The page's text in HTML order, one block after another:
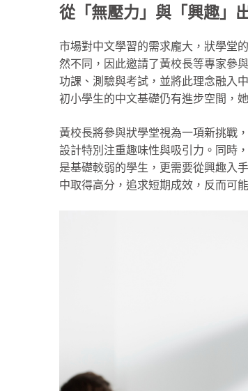
從「無壓力」與「興趣」
市場對中文學習的需求龐大，狀學堂
然不同，因此邀請了黃校長等專家參
功課、測驗與考試，並將此理念融入
初小學生的中文基礎仍有進步空間，
黃校長將參與狀學堂視為一項新挑戰
設計特別注重趣味性與吸引力。同時
是基礎較弱的學生，更需要從興趣入
中取得高分，追求短期成效，反而可能